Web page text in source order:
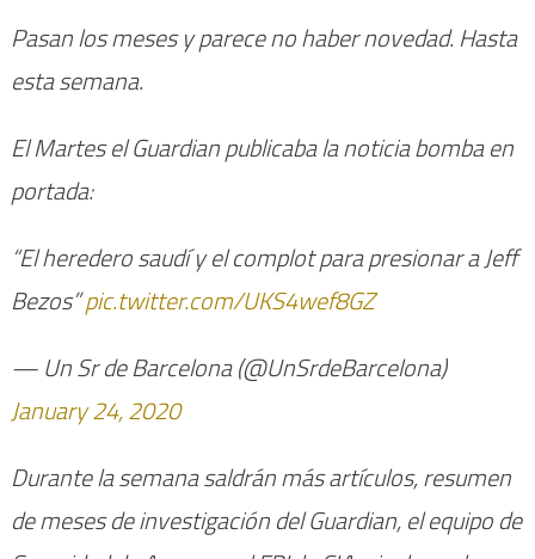
Pasan los meses y parece no haber novedad. Hasta
esta semana.
El Martes el Guardian publicaba la noticia bomba en
portada:
“El heredero saudí y el complot para presionar a Jeff
Bezos”pic.twitter.com/UKS4wef8GZ
— Un Sr de Barcelona (@UnSrdeBarcelona)
January 24, 2020
Durante la semana saldrán más artículos, resumen
de meses de investigación del Guardian, el equipo de